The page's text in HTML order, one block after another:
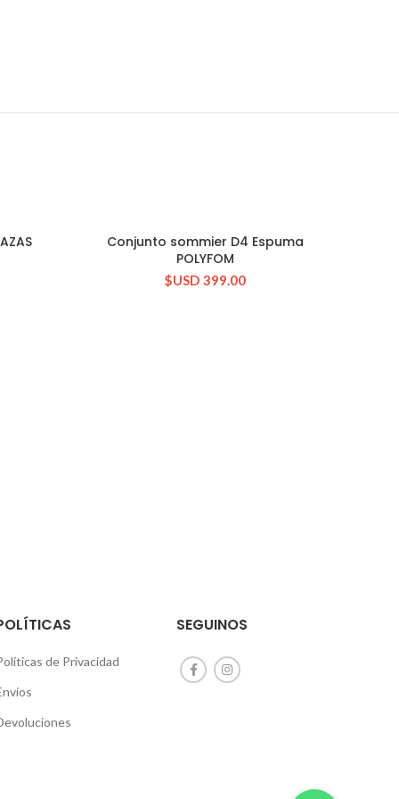
CONSULTAR STOCK
Conjunto sommier D4 Espuma
POLYFOM
$USD 399.00
de Privacidad
SEGUINOS